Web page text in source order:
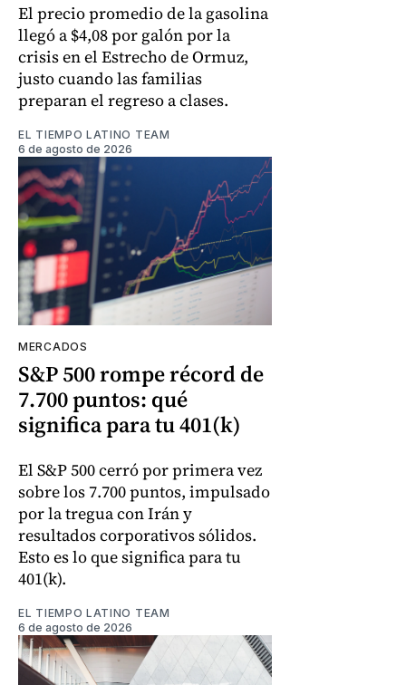
El precio promedio de la gasolina
llegó a $4,08 por galón por la
crisis en el Estrecho de Ormuz,
justo cuando las familias
preparan el regreso a clases.
EL TIEMPO LATINO TEAM
6 de agosto de 2026
MERCADOS
S&P 500 rompe récord de
7.700 puntos: qué
significa para tu 401(k)
El S&P 500 cerró por primera vez
sobre los 7.700 puntos, impulsado
por la tregua con Irán y
resultados corporativos sólidos.
Esto es lo que significa para tu
401(k).
EL TIEMPO LATINO TEAM
6 de agosto de 2026